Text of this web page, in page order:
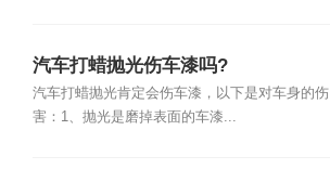
汽车打蜡抛光伤车漆吗?
汽车打蜡抛光肯定会伤车漆，以下是对车身的伤
害：1、抛光是磨掉表面的车漆...